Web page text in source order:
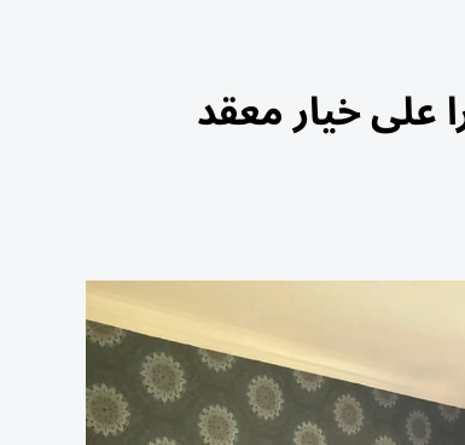
على خيار معقد